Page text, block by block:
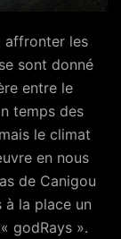
affronter les
sont donné
entre le
temps des
le climat
en nous
de Canigou
à la place un
godRays ».